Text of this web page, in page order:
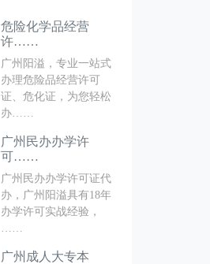
危险化学品经营
许……
广州阳溢，专业一站式
办理危险品经营许可
证、危化证，为您轻松
办……
广州民办办学许
可……
广州民办办学许可证代
办，广州阳溢具有18年
办学许可实战经验，
……
广州成人大专本